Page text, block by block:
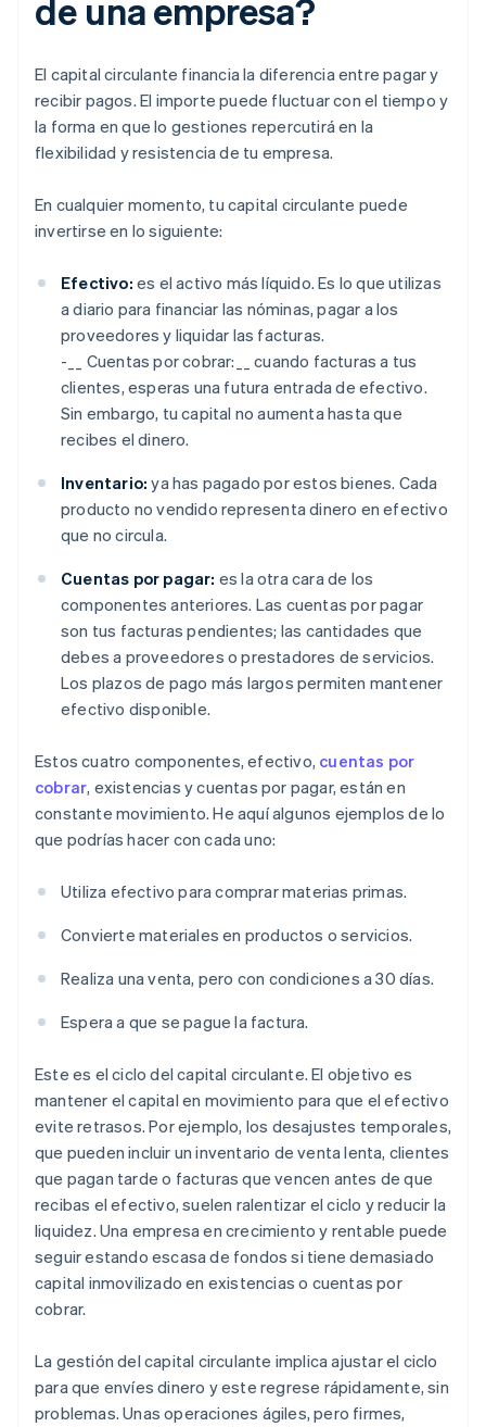
de una empresa?
El capital circulante financia la diferencia entre pagar y
recibir pagos. El importe puede fluctuar con el tiempo y
la forma en que lo gestiones repercutirá en la
flexibilidad y resistencia de tu empresa.
En cualquier momento, tu capital circulante puede
invertirse en lo siguiente:
Efectivo: es el activo más líquido. Es lo que utilizas
a diario para financiar las nóminas, pagar a los
proveedores y liquidar las facturas.
-__ Cuentas por cobrar:__ cuando facturas a tus
clientes, esperas una futura entrada de efectivo.
Sin embargo, tu capital no aumenta hasta que
recibes el dinero.
Inventario: ya has pagado por estos bienes. Cada
producto no vendido representa dinero en efectivo
que no circula.
Cuentas por pagar: es la otra cara de los
componentes anteriores. Las cuentas por pagar
son tus facturas pendientes; las cantidades que
debes a proveedores o prestadores de servicios.
Los plazos de pago más largos permiten mantener
efectivo disponible.
Estos cuatro componentes, efectivo, cuentas por
cobrar, existencias y cuentas por pagar, están en
constante movimiento. He aquí algunos ejemplos de lo
que podrías hacer con cada uno:
Utiliza efectivo para comprar materias primas.
Convierte materiales en productos o servicios.
Realiza una venta, pero con condiciones a 30 días.
Espera a que se pague la factura.
Este es el ciclo del capital circulante. El objetivo es
mantener el capital en movimiento para que el efectivo
evite retrasos. Por ejemplo, los desajustes temporales,
que pueden incluir un inventario de venta lenta, clientes
que pagan tarde o facturas que vencen antes de que
recibas el efectivo, suelen ralentizar el ciclo y reducir la
liquidez. Una empresa en crecimiento y rentable puede
seguir estando escasa de fondos si tiene demasiado
capital inmovilizado en existencias o cuentas por
cobrar.
La gestión del capital circulante implica ajustar el ciclo
para que envíes dinero y este regrese rápidamente, sin
problemas. Unas operaciones ágiles, pero firmes,